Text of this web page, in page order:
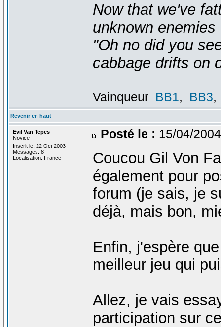
Now that we've
unknown
"Oh no did you
cabbage drifts on
Vainqueur BB1, BB3,
Revenir en haut
Evil Van Tepes
Novice
Inscrit le: 22 Oct 2003
Messages: 8
Localisation: France
Posté le : 15/04/
Coucou Gil Von
également pour
forum (je sais, je
déjà, mais bon,
Enfin, j'espère
meilleur jeu qui
Allez, je vais
participation sur